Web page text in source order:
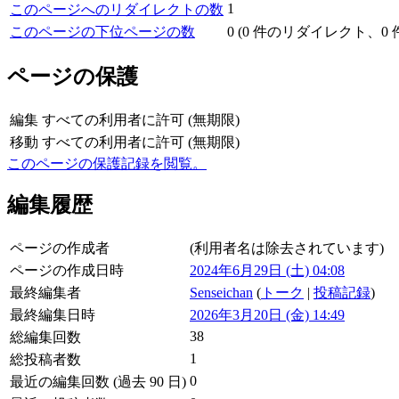
このページへのリダイレクトの数 1
このページの下位ページの数
0 (0 件のリダイレクト、0
ページの保護
編集 すべての利用者に許可 (無期限)
移動 すべての利用者に許可 (無期限)
このページの保護記録を閲覧。
編集履歴
ページの作成者
(利用者名は除去されています)
ページの作成日時
2024年6月29日 (土) 04:08
最終編集者
Senseichan ( トーク | 投稿記録)
最終編集日時
2026年3月20日 (金) 14:49
総編集回数
38
総投稿者数
1
最近の編集回数 (過去 90 日) 0